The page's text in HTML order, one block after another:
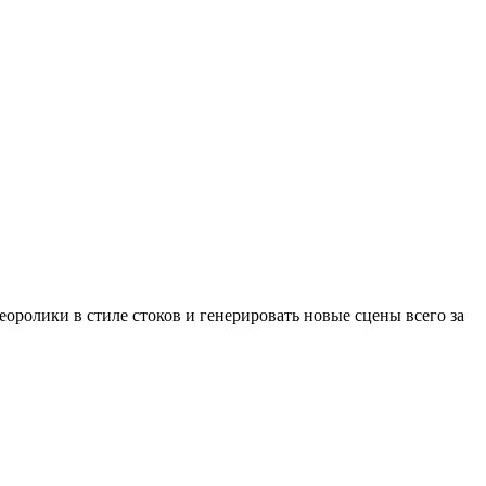
в стиле стоков и генерировать новые сцены всего за